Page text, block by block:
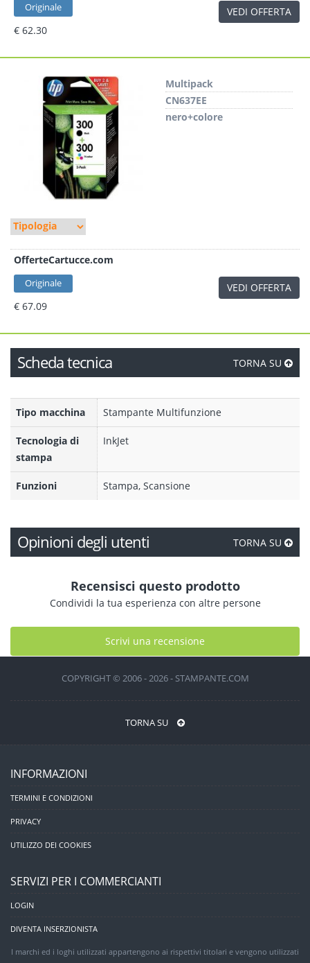
Originale
€ 62.30
VEDI OFFERTA
Multipack
CN637EE
nero+colore
OfferteCartucce.com
Originale
€ 67.09
VEDI OFFERTA
Scheda tecnica TORNA SU
Tipo macchina Stampante Multifunzione
Tecnologia di
stampa
InkJet
Funzioni Stampa, Scansione
Opinioni degli utenti TORNA SU
Recensisci questo prodotto
Condividi la tua esperienza con altre persone
Scrivi una recensione
COPYRIGHT © 2006 - 2026 - STAMPANTE.COM
TORNA SU
INFORMAZIONI
TERMINI E CONDIZIONI
PRIVACY
UTILIZZO DEI COOKIES
SERVIZI PER I COMMERCIANTI
LOGIN
DIVENTA INSERZIONISTA
I marchi ed i loghi utilizzati appartengono ai rispettivi titolari e vengono utilizzati